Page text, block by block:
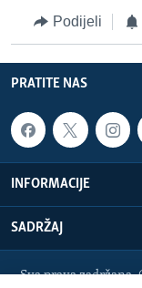
Podijeli
PRATITE NAS
INFORMACIJE
SADRŽAJ
Sva prava